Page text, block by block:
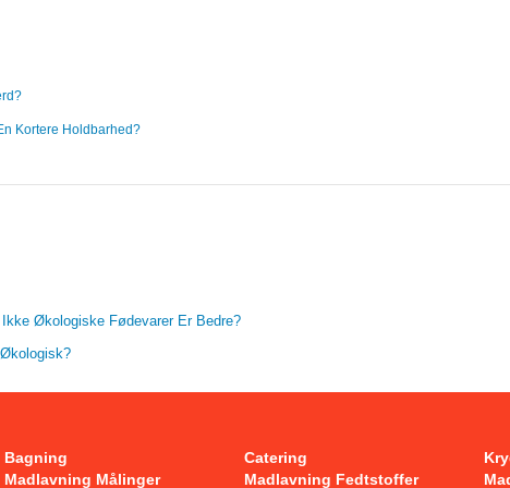
Kortere Holdbarhed?
Økologiske Fødevarer Er Bedre?
Bagning Catering
Madlavning Målinger Madlavning Fedtstoffer